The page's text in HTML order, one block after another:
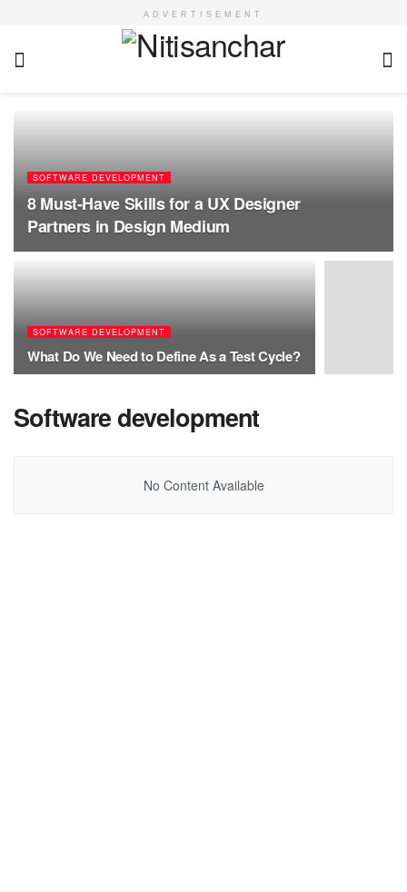
ADVERTISEMENT
SOFTWARE DEVELOPMENT
8 Must-Have Skills for a UX Designer
Partners in Design Medium
SOFTWARE DEVELOPMENT
What Do We Need to Define As a Test Cycle?
Software development
No Content Available